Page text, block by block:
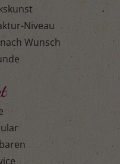
Niveau
Wunsch